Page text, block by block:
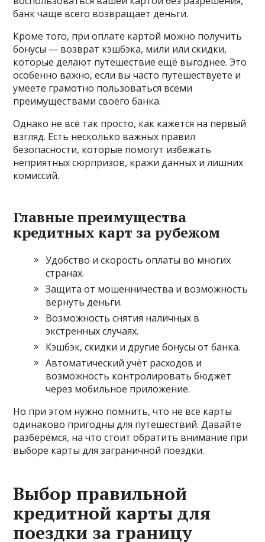
банк чаще всего возвращает деньги.
Кроме того, при оплате картой можно получить
бонусы — возврат кэшбэка, мили или скидки,
которые делают путешествие ещё выгоднее. Это
особенно важно, если вы часто путешествуете и
умеете грамотно пользоваться всеми
преимуществами своего банка.
Однако не всё так просто, как кажется на первый
взгляд. Есть несколько важных правил
безопасности, которые помогут избежать
неприятных сюрпризов, кражи данных и лишних
комиссий.
Главные преимущества
кредитных карт за рубежом
Удобство и скорость оплаты во многих
странах.
Защита от мошенничества и возможность
вернуть деньги.
Возможность снятия наличных в
экстренных случаях.
Кэшбэк, скидки и другие бонусы от банка.
Автоматический учёт расходов и
возможность контролировать бюджет
через мобильное приложение.
Но при этом нужно помнить, что не все карты
одинаково пригодны для путешествий. Давайте
разберёмся, на что стоит обратить внимание при
выборе карты для заграничной поездки.
Выбор правильной
кредитной карты для
поездки за границу